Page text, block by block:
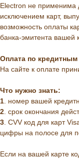
Electron не применима
исключением карт,
возможность оплаты
банка-эмитента вашей
Оплата по кредитным
На сайте к оплате
Что нужно знать:
1. номер вашей
2. cрок окончания
3. CVV код для карт
цифры на полосе для
Если на вашей карте